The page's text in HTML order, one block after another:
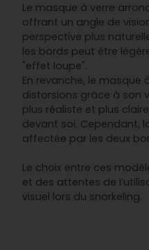
Le masque à verre
offrant un angle de
perspective plus
les bords peut être
"effet loupe".
En revanche, le masque
distorsions grâce à son
plus réaliste et plus
devant soi. Cependant,
affectée par les deux
Le choix entre ces
et des attentes de
visuel lors du snorkeling.